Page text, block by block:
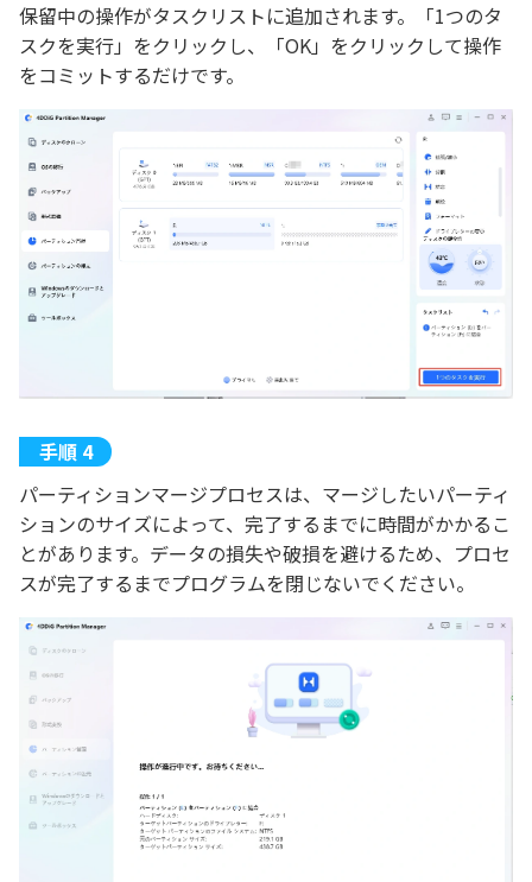
保留中の操作がタスクリストに追加されます。「1つのタ
スクを実行」をクリックし、「OK」をクリックして操作
をコミットするだけです。
パーティションマージプロセスは、マージしたいパーティ
ションのサイズによって、完了するまでに時間がかかるこ
とがあります。データの損失や破損を避けるため、プロセ
スが完了するまでプログラムを閉じないでください。